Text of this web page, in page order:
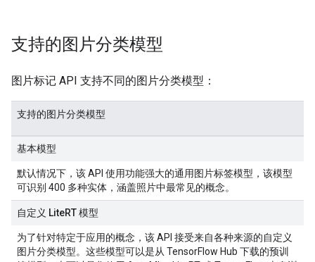
支持的图片分类模型
图片标记 API 支持不同的图片分类模型：
支持的图片分类模型
基本模型
默认情况下，该 API 使用功能强大的通用图片标签模型，该模型
可识别 400 多种实体，涵盖照片中最常见的概念。
自定义 LiteRT 模型
为了针对特定于应用的概念，该 API 接受来自各种来源的自定义
图片分类模型。这些模型可以是从 TensorFlow Hub 下载的预训